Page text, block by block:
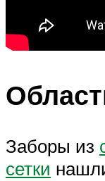
Заборы из
сетки